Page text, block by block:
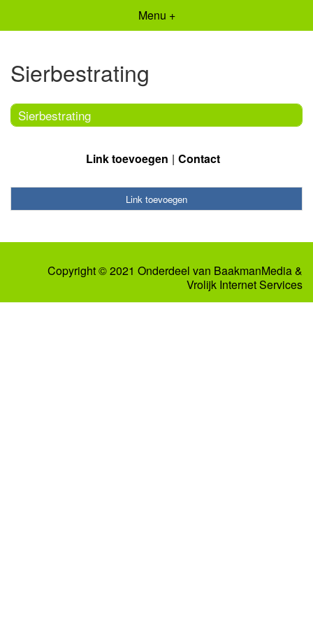
Menu +
Sierbestrating
Sierbestrating
Link toevoegen Contact
Link toevoegen
Copyright © 2021 Onderdeel van BaakmanMedia&
Vrolijk Internet Services